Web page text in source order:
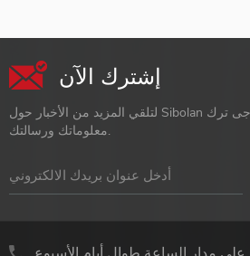
إشترك الآن
لتلقي المزيد من الأخبار حول Sibolan أو معلومات أكثر قيمة ، يرجى ترك
معلوماتك ورسالتك.